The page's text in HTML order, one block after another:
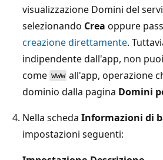
visualizzazione Domini del
selezionando Crea oppure
creazione direttamente.
indipendente dall'app, non
come www all'app, operazione
dominio dalla pagina Domini
Nella scheda Informazioni di
impostazioni seguenti: